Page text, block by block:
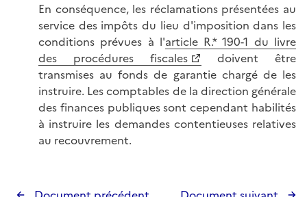
En conséquence, les réclamations présentées au
service des impôts du lieu d'imposition dans les
conditions prévues à l'article R.* 190-1 du livre
des procédures fiscales
doivent être
transmises au fonds de garantie chargé de les
instruire. Les comptables de la direction générale
des finances publiques sont cependant habilités
à instruire les demandes contentieuses relatives
au recouvrement.